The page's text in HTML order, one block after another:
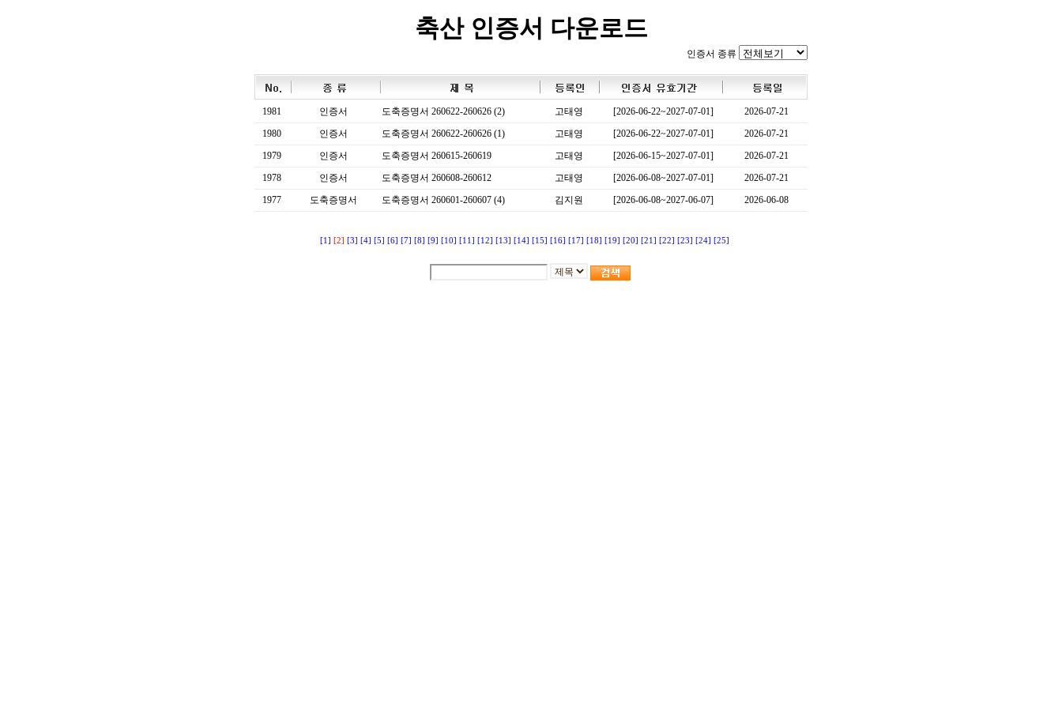
축산 인증서 다운로드
인증서 종류
1981 인증서 도축증명서 260622-260626 (2) 고태영 [2026-06-22~2027-07-01]
2026-07-21
1980
인증서 도축증명서 260622-260626 (1) 고태영 [2026-06-22~2027-07-01]
2026-07-21
1979
인증서 도축증명서 260615-260619 고태영 [2026-06-15~2027-07-01]
2026-07-21
1978
인증서 도축증명서 260608-260612 고태영 [2026-06-08~2027-07-01]
2026-07-21
1977
도축증명서 도축증명서 260601-260607 (4) 김지원 [2026-06-08~2027-06-07] 2026-06-08
[1] [2] [3] [4] [5] [6] [7] [8] [9] [10] [11] [12] [13] [14] [15] [16] [17] [18] [19] [20] [21] [22] [23] [24] [25]